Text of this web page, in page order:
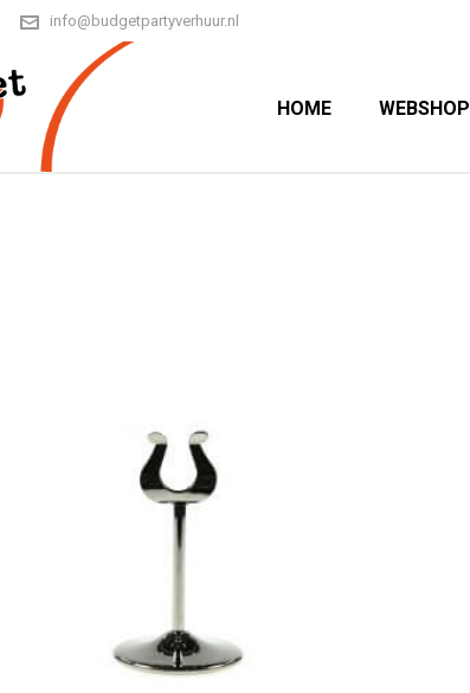
info@budgetpartyverhuur.nl
HOME WEBSHOP